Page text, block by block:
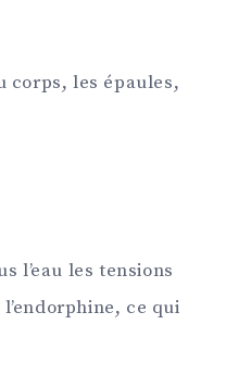
corps, les épaules,
l’eau les tensions
ce qui